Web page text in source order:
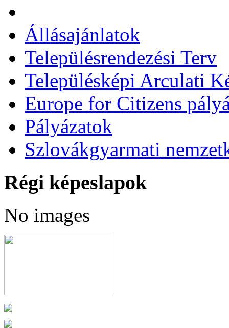
Állásajánlatok
Településrendezési Terv
Településképi Arculati
Europe for Citizens
Pályázatok
Szlovákgyarmati
Régi képeslapok
No images